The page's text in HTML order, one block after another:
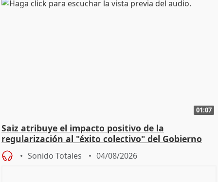
01:07
Saiz atribuye el impacto positivo de la
regularización al "éxito colectivo" del Gobierno
Sonido Totales 04/08/2026